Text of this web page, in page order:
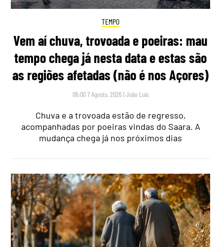
TEMPO
Vem aí chuva, trovoada e poeiras: mau
tempo chega já nesta data e estas são
as regiões afetadas (não é nos Açores)
06:00 7 Agosto, 2026 |João Luís
Chuva e a trovoada estão de regresso,
acompanhadas por poeiras vindas do Saara. A
mudança chega já nos próximos dias